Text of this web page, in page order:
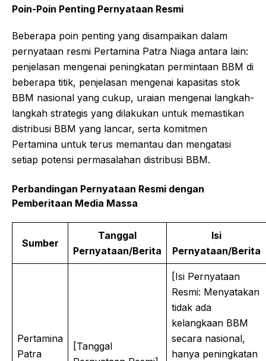
Poin-Poin Penting Pernyataan Resmi
Beberapa poin penting yang disampaikan dalam
pernyataan resmi Pertamina Patra Niaga antara lain:
penjelasan mengenai peningkatan permintaan BBM di
beberapa titik, penjelasan mengenai kapasitas stok
BBM nasional yang cukup, uraian mengenai langkah-
langkah strategis yang dilakukan untuk memastikan
distribusi BBM yang lancar, serta komitmen
Pertamina untuk terus memantau dan mengatasi
setiap potensi permasalahan distribusi BBM.
Perbandingan Pernyataan Resmi dengan
Pemberitaan Media Massa
Sumber
Tanggal
Pernyataan/Berita
Isi
Pernyataan/Berita
Pertamina
Patra
[Tanggal
[Isi Pernyataan
Resmi: Menyatakan
tidak ada
kelangkaan BBM
secara nasional,
hanya peningkatan